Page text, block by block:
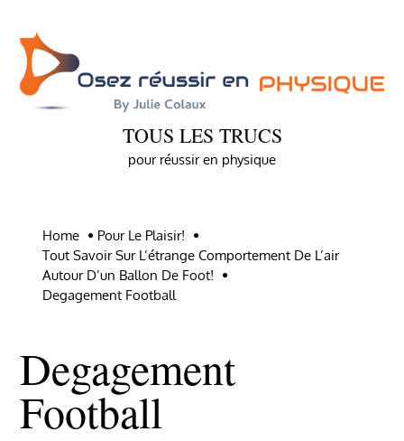
content
TOUS LES TRUCS
pour réussir en physique
Home
Pour Le Plaisir!
Tout Savoir Sur L’étrange Comportement De L’air
Autour D’un Ballon De Foot!
Degagement Football
Degagement
Football